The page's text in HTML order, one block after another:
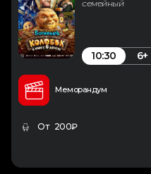
семейный
10:30 6+
Меморандум
От 200₽